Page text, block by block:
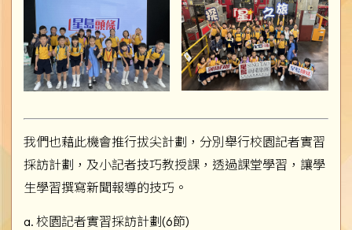
我們也藉此機會推行拔尖計劃，分別舉行校園記者實習
採訪計劃，及小記者技巧教授課，透過課堂學習，讓學
生學習撰寫新聞報導的技巧。
a. 校園記者實習採訪計劃(6節)